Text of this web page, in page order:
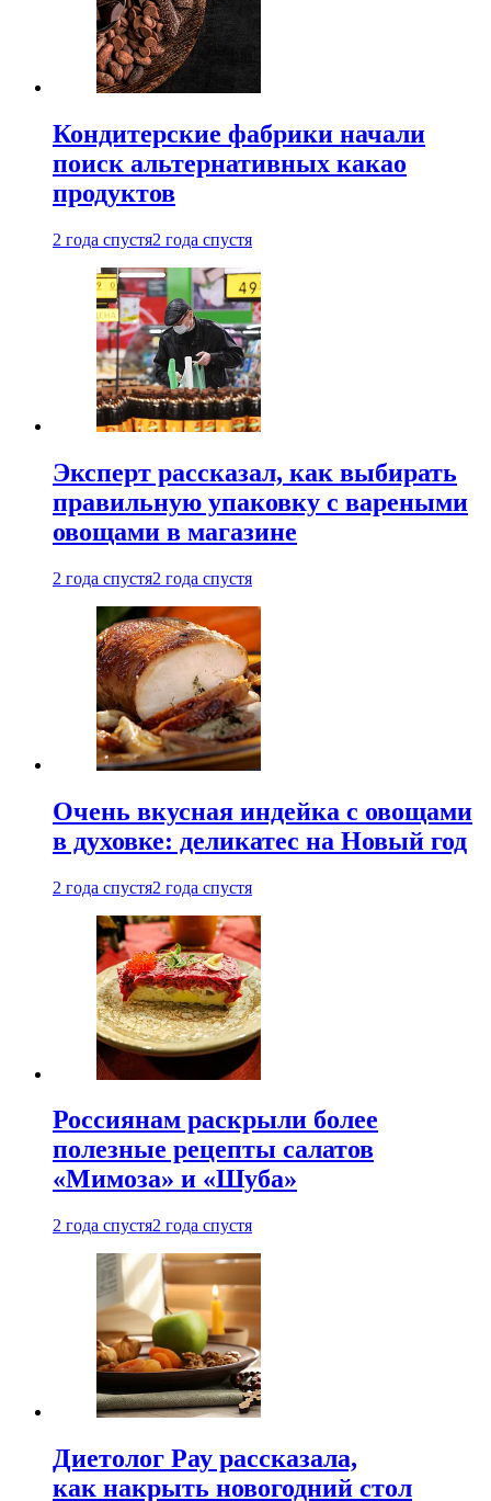
Кондитерские фабрики начали
поиск альтернативных какао
продуктов
2 года спустя2 года спустя
Эксперт рассказал, как выбирать
правильную упаковку с вареными
овощами в магазине
2 года спустя2 года спустя
Очень вкусная индейка с овощами
в духовке: деликатес на Новый год
2 года спустя2 года спустя
Россиянам раскрыли более
полезные рецепты салатов
«Мимоза» и «Шуба»
2 года спустя2 года спустя
Диетолог Рау рассказала,
как накрыть новогодний стол